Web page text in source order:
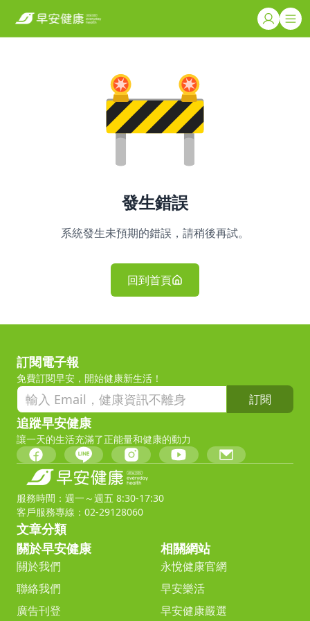
發生錯誤
系統發生未預期的錯誤，請稍後再試。
回到首頁
訂閱電子報
免費訂閱早安，開始健康新生活！
訂閱
追蹤早安健康
讓一天的生活充滿了正能量和健康的動力
服務時間：週一～週五 8:30-17:30
客戶服務專線：02-29128060
文章分類
關於早安健康
關於我們
聯絡我們
廣告刊登
相關網站
永悅健康官網
早安樂活
早安健康嚴選